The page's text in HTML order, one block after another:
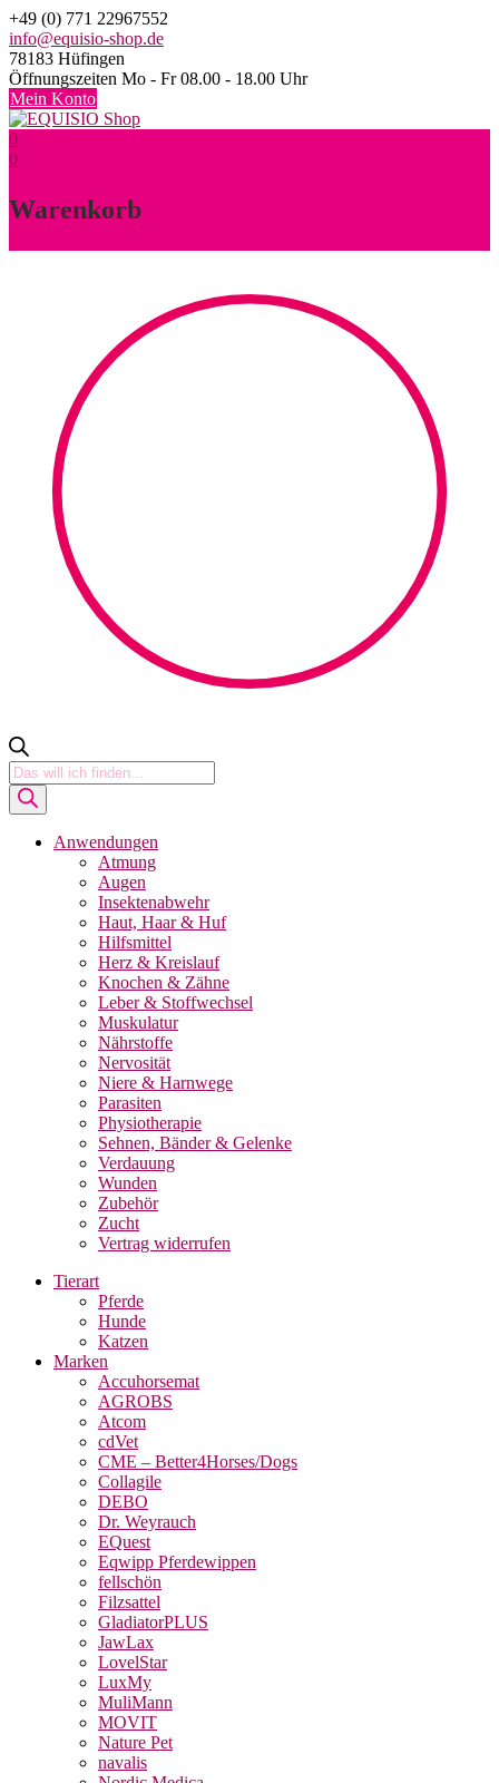
Skip
to
content
+49 (0) 771 22967552
info@equisio-shop.de
78183 Hüfingen
Öffnungszeiten Mo - Fr 08.00 - 18.00 Uhr
Mein Konto
0
0
Warenkorb
Products
search
Anwendungen
Atmung
Augen
Insektenabwehr
Haut, Haar & Huf
Hilfsmittel
Herz & Kreislauf
Knochen & Zähne
Leber & Stoffwechsel
Muskulatur
Nährstoffe
Nervosität
Niere & Harnwege
Parasiten
Physiotherapie
Sehnen, Bänder & Gelenke
Verdauung
Wunden
Zubehör
Zucht
Vertrag widerrufen
Tierart
Pferde
Hunde
Katzen
Marken
Accuhorsemat
AGROBS
Atcom
cdVet
CME – Better4Horses/Dogs
Collagile
DEBO
Dr. Weyrauch
EQuest
Eqwipp Pferdewippen
fellschön
Filzsattel
GladiatorPLUS
JawLax
LovelStar
LuxMy
MuliMann
MOVIT
Nature Pet
navalis